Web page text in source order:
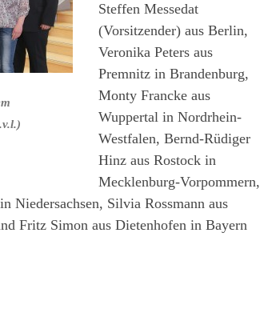
Steffen Messedat
(Vorsitzender) aus Berlin,
Veronika Peters aus
Premnitz in Brandenburg,
Monty Francke aus
Wuppertal in Nordrhein-
Westfalen, Bernd-Rüdiger
Hinz aus Rostock in
Mecklenburg-Vorpommern,
Niedersachsen, Silvia Rossmann aus
Fritz Simon aus Dietenhofen in Bayern